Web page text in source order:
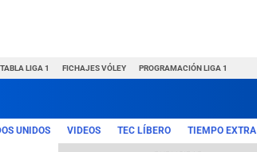
TABLA LIGA 1 FICHAJES VÓLEY PROGRAMACIÓN LIGA 1
UNIDOS VIDEOS TEC LÍBERO TIEMPO EXTRA